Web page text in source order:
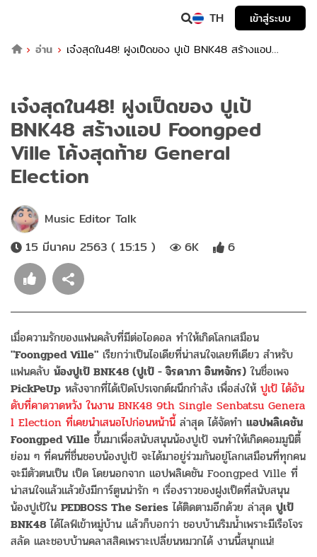
TH
เข้าสู่ระบบ
อ่าน
เจ๋งสุดใน48! ฝูงเป็ดของ ปูเป้ BNK48 สร้างแอป
เจ๋งสุดใน48! ฝูงเป็ดของ ปูเป้
BNK48 สร้างแอป Foongped
Ville โค้งสุดท้าย General
Election
Music Editor Talk
15 มีนาคม 2563 ( 15:15 )
6K 6
เมื่อความรักของแฟนคลับที่มีต่อไอดอล ทำให้เกิดโลกเสมือน
"Foongped Ville" เรียกว่าเป็นไอเดียที่น่าสนใจเลยทีเดียว สำหรับ
แฟนคลับ น้องปูเป้ BNK48 (ปูเป้ - จิรดาภา อินทจักร) ในชื่อเพจ
PickPeUp หลังจากที่ได้เปิดโปรเจกต์ผนึกกำลัง เพื่อส่งให้ ปูเป้ ได้อัน
ดับที่คาดวาดหวัง ในงาน BNK48 9th Single Senbatsu Genera
l Election ที่เคยนำเสนอไปก่อนหน้านี้ ล่าสุด ได้จัดทำ แอปพลิเคชัน
Foongped Ville ขึ้นมาเพื่อสนับสนุนน้องปูเป้ จนทำให้เกิดคอมมูนิตี้
ย่อม ๆ ที่คนที่ชื่นชอบน้องปูเป้ จะได้มาอยู่ร่วมกันอยู่โลกเสมือนที่ทุกคน
จะมีตัวตนเป็น เป็ด โดยนอกจาก แอปพลิเคชัน Foongped Ville ที่
น่าสนใจแล้วแล้วยังมีการ์ตูนน่ารัก ๆ เรื่องราวของฝูงเป็ดที่สนับสนุน
น้องปูเป้ใน PEDBOSS The Series ได้ติดตามอีกด้วย ล่าสุด ปูเป้
BNK48 ได้ไลฟ์เข้าหมู่บ้าน แล้วก็บอกว่า ชอบบ้านริมน้ำเพราะมีเรือโจร
สลัด และชอบบ้านคลาสสิคเพราะเปลี่ยนหมวกได้ งานนี้สนุกแน่!